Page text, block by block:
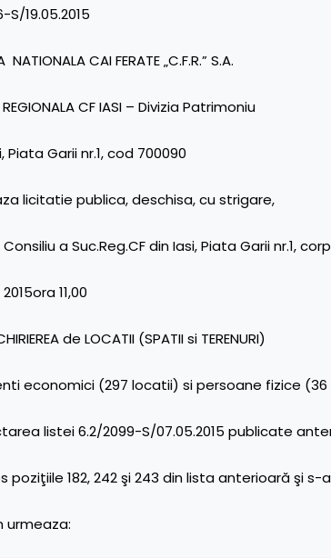
S/19.05.2015
CAI FERATE „C.F.R.” S.A.
CF IASI – Divizia Patrimoniu
Piata Garii nr.1, cod 700090
licitatie publica, deschisa, cu strigare,
a Suc.Reg.CF din Iasi, Piata Garii nr.1,
11,00
de LOCATII (SPATII si TERENURI)
economici (297 locatii) si persoane fizice
listei 6.2/2099-S/07.05.2015 publicate
poziţiile 182, 242 şi 243 din lista anterioară şi
urmeaza: